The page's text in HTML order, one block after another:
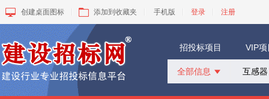
创建桌面图标 添加到收藏夹 手机版 登录 注册
招投标项目 VIP
全部信息 